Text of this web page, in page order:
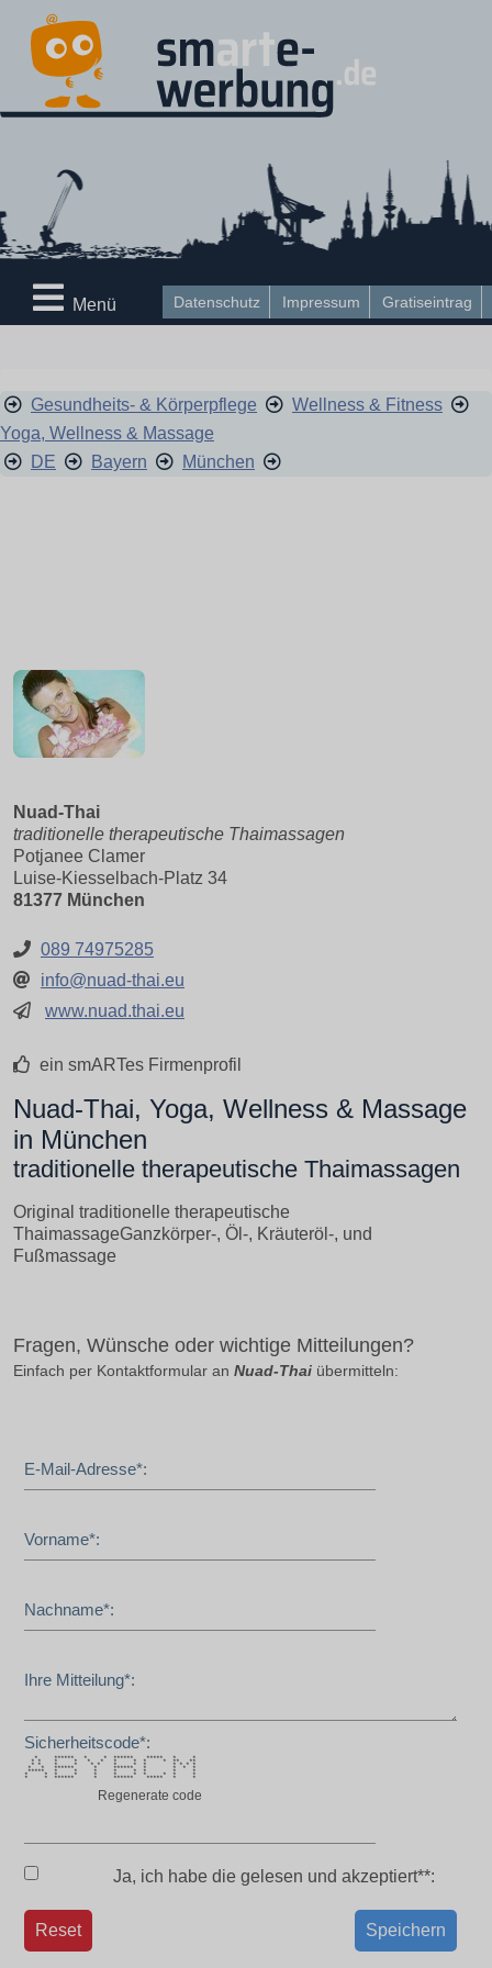
Datenschutz Impressum Gratiseintrag
Menü
Gesundheits- & Körperpflege
Wellness & Fitness
Yoga, Wellness & Massage
DE
Bayern München
Nuad-Thai
traditionelle therapeutische Thaimassagen
Potjanee Clamer
Luise-Kiesselbach-Platz 34
81377 München
089 74975285
info@nuad-thai.eu
www.nuad.thai.eu
ein smARTes Firmenprofil
Nuad-Thai, Yoga, Wellness & Massage
in München
traditionelle therapeutische Thaimassagen
Original traditionelle therapeutische
ThaimassageGanzkörper-, Öl-, Kräuteröl-, und
Fußmassage
Fragen, Wünsche oder wichtige Mitteilungen?
Einfach per Kontaktformular an Nuad-Thai übermitteln:
E-Mail-Adresse*:
Vorname*:
Nachname*:
Ihre Mitteilung*:
Sicherheitscode*:
* ****** * * ****** ***** * *
* * * * * * * * * * ** **
* * * * * * * * * * * * *
* * ****** * ****** * * * *
***** * * * * * * * *
* * * * * * * * * * *
* * ****** * ****** ***** * *
Regenerate code
Ja, ich habe die gelesen und akzeptiert**:
Speichern
Reset